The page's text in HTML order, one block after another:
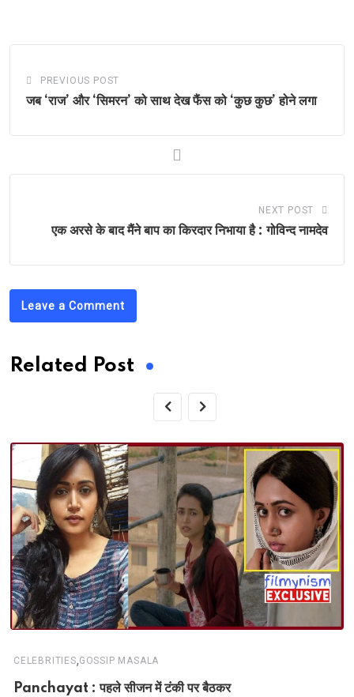
PREVIOUS POST
जब ‘राज’ और ‘सिमरन’ को साथ देख फैंस को ‘कुछ कुछ’ होने लगा
NEXT POST
एक अरसे के बाद मैंने बाप का किरदार निभाया है : गोविन्द नामदेव
Leave a Comment
Related Post
CELEBRITIES,GOSSIP MASALA
Panchayat : पहले सीजन में टंकी पर बैठकर